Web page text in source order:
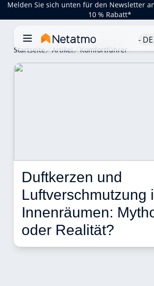
Melden Sie sich unten für den Newsletter
10 % Rabatt*
- DE
Startseite Artikel Komfortführer
Duftkerzen und
Luftverschmutzung
Innenräumen:
oder Realität?